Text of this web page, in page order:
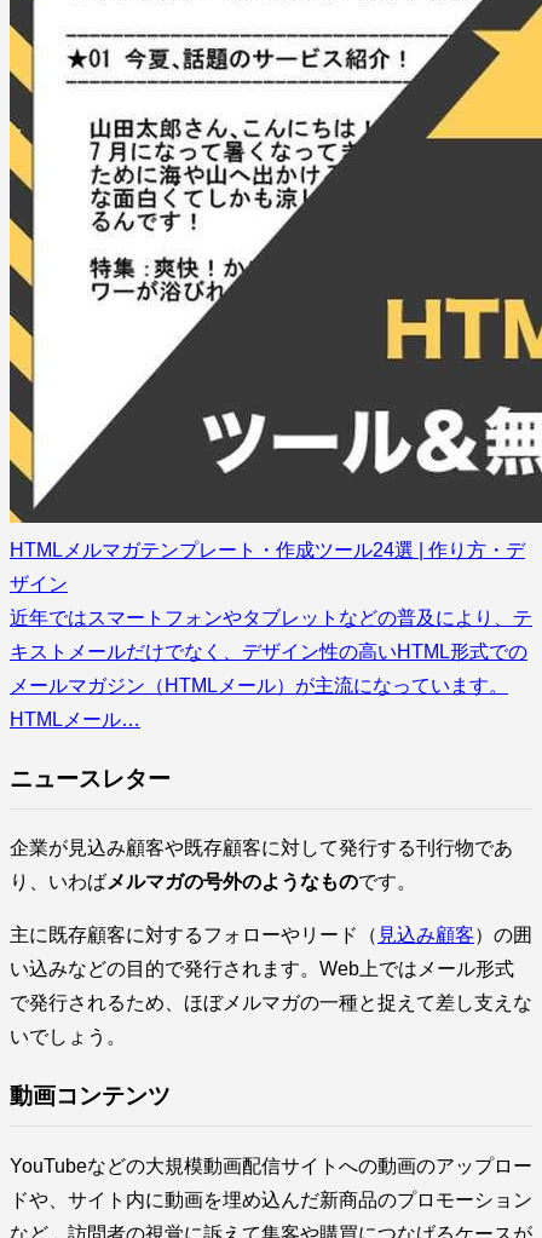
HTMLメルマガテンプレート・作成ツール24選 | 作り方・デ
ザイン
近年ではスマートフォンやタブレットなどの普及により、テ
キストメールだけでなく、デザイン性の高いHTML形式での
メールマガジン（HTMLメール）が主流になっています。
HTMLメール…
ニュースレター
企業が見込み顧客や既存顧客に対して発行する刊行物であ
り、いわばメルマガの号外のようなものです。
主に既存顧客に対するフォローやリード（ 見込み顧客）の囲
い込みなどの目的で発行されます。Web上ではメール形式
で発行されるため、ほぼメルマガの一種と捉えて差し支えな
いでしょう。
動画コンテンツ
YouTubeなどの大規模動画配信サイトへの動画のアップロー
ドや、サイト内に動画を埋め込んだ新商品のプロモーション
など、訪問者の視覚に訴えて集客や購買につなげるケースが